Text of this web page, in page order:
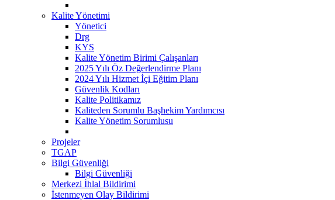
Kalite Yönetimi
Yönetici
Drg
KYS
Kalite Yönetim Birimi Çalışanları
2025 Yılı Öz Değerlendirme Planı
2024 Yılı Hizmet İçi Eğitim Planı
Güvenlik Kodları
Kalite Politikamız
Kaliteden Sorumlu Başhekim Yardımcısı
Kalite Yönetim Sorumlusu
Projeler
TGAP
Bilgi Güvenliği
Bilgi Güvenliği
Merkezi İhlal Bildirimi
İstenmeyen Olay Bildirimi